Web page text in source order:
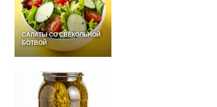
САЛАТЫ СО СВЕКОЛЬНОЙ
БОТВОЙ